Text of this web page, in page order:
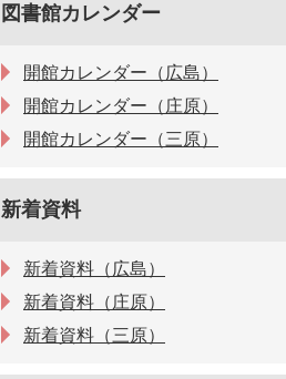
図書館カレンダー
開館カレンダー（広島）
開館カレンダー（庄原）
開館カレンダー（三原）
新着資料
新着資料（広島）
新着資料（庄原）
新着資料（三原）